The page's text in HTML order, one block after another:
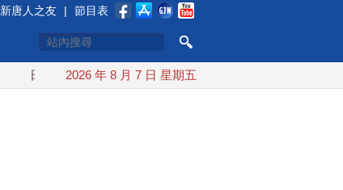
新唐人之友 | 節目表
日本氣象廳緊盯白海豚颱風 台灣最快下午發海警
2026 年 8 月 7 日 星期五